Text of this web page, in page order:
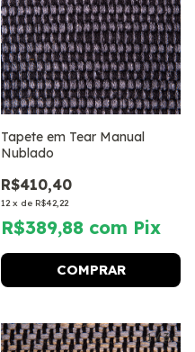
Tapete em Tear Manual
Nublado
R$410,40
12 x de R$42,22
R$389,88 com Pix
COMPRAR
1/3